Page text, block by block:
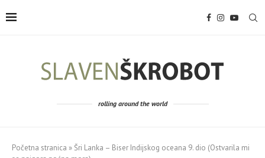
rolling around the world
Početna stranica »Šri Lanka – Biser Indijskog oceana 9. dio (Ostvarila mi